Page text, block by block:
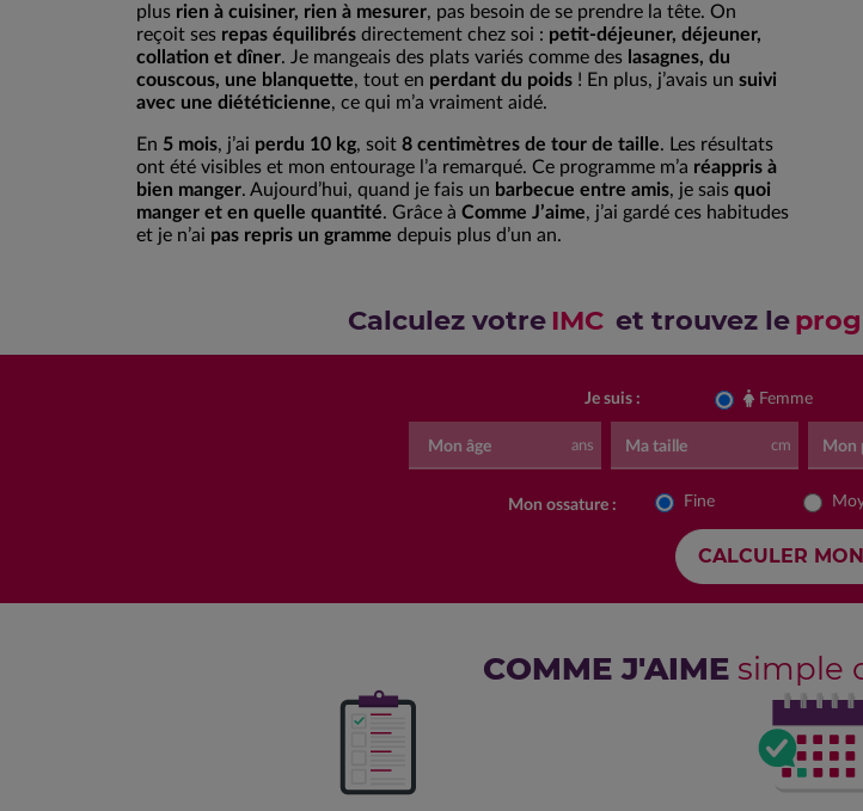
plus rien à cuisiner, rien à mesurer, pas besoin de se prendre la tête. On
reçoit ses repas équilibrés directement chez soi : petit-déjeuner, déjeuner,
collation et dîner. Je mangeais des plats variés comme des lasagnes, du
couscous, une blanquette, tout en perdant du poids ! En plus, j’avais un suivi
avec une diététicienne, ce qui m’a vraiment aidé.
En 5 mois, j’ai perdu 10 kg, soit 8 centimètres de tour de taille. Les résultats
ont été visibles et mon entourage l’a remarqué. Ce programme m’a réappris à
bien manger. Aujourd’hui, quand je fais un barbecue entre amis, je sais quoi
manger et en quelle quantité. Grâce à Comme J’aime, j’ai gardé ces habitudes
et je n’ai pas repris un gramme depuis plus d’un an.
Calculez votre IMC et trouvez le
Je suis : Femme
Mon âge ans Ma taille cm Mon
Mon ossature : Fine
COMME J'AIME simple